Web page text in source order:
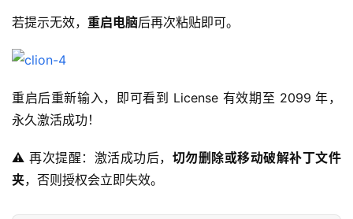
若提示无效， 重启电脑后再次粘贴即可。
重启后重新输入，即可看到 License 有效期至 2099 年，
永久激活成功！
⚠️ 再次提醒：激活成功后， 切勿删除或移动破解补丁文件
夹，否则授权会立即失效。